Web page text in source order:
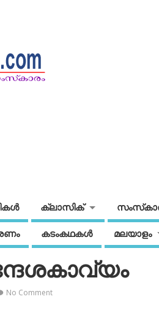
ക്ലാസിക്
കടംകഥകള്‍ മലയാളം
No Comment